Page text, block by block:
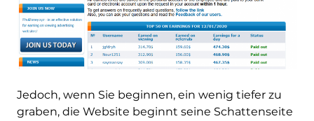
Jedoch, wenn Sie beginnen, ein wenig tiefer zu
graben, die Website beginnt seine Schattenseite